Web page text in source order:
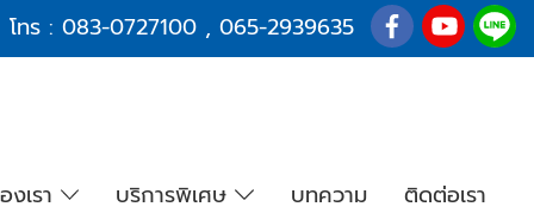
โทร : 083-0727100 , 065-2939635
เรา บริการพิเศษ บทความ ติดต่อเรา